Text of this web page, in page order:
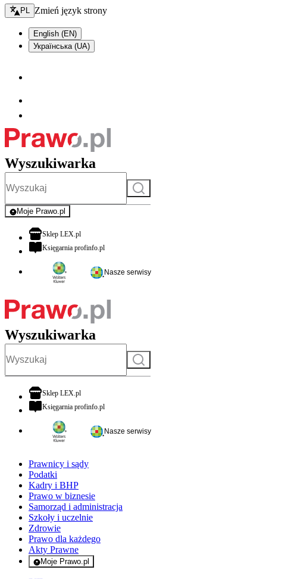
Zmień język - bieżący:
PL Zmień język strony
English (EN)
Українська (UA)
Wyszukiwarka
Szukaj
Moje Prawo.pl
- rejestracja i logowanie do serwisu
Sklep LEX.plotwiera się w nowej karcie
Księgarnia profinfo.plotwiera się w nowej karcie
Nasze serwisy
Wyszukiwarka
Szukaj
Sklep LEX.plotwiera się w nowej karcie
Księgarnia profinfo.plotwiera się w nowej karcie
Nasze serwisy
Prawnicy i sądy
Podatki
Kadry i BHP
Prawo w biznesie
Samorząd i administracja
Szkoły i uczelnie
Zdrowie
Prawo dla każdego
Akty Prawne
Moje Prawo.pl
- rejestracja i logowanie do serwisu